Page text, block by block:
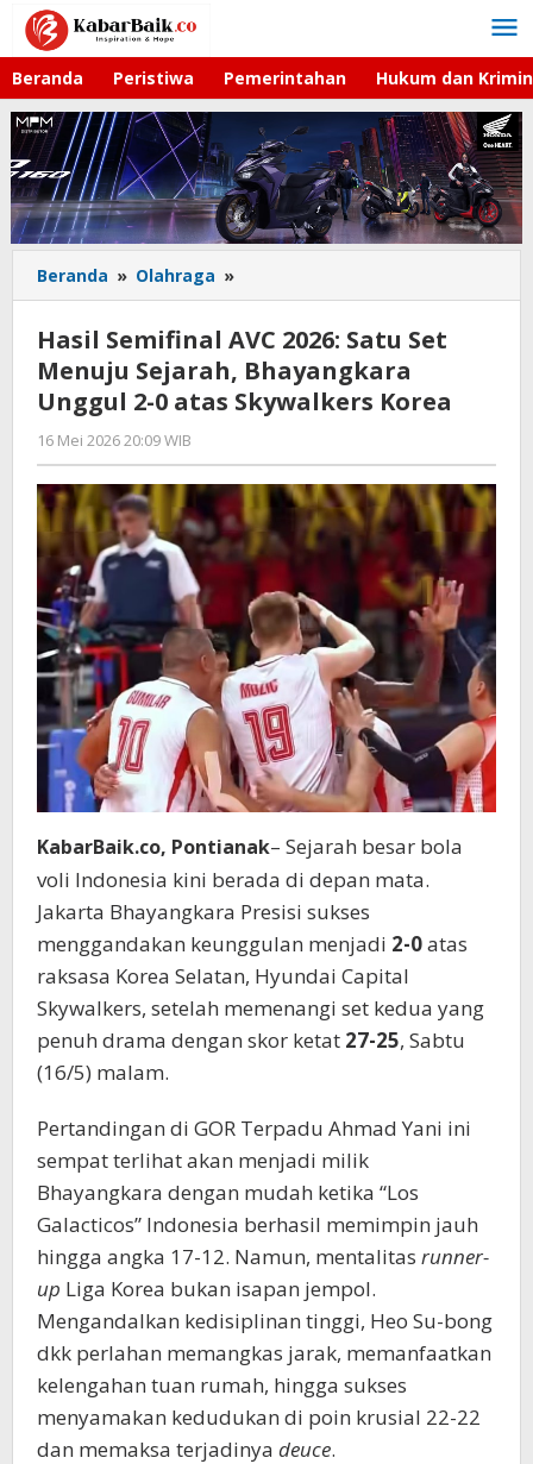
Lewati
konten
Beranda Peristiwa Pemerintahan Hukum dan
Beranda » Olahraga »
Semifinal
2026:
Satu
Set
Unggul
2-
0
atas
Skywalkers
Korea
Hasil Semifinal AVC 2026: Satu Set
Menuju Sejarah, Bhayangkara
Unggul 2-0 atas Skywalkers Korea
16 Mei 2026 20:09 WIB
Hardy
KabarBaik.co, Pontianak– Sejarah besar bola
voli Indonesia kini berada di depan mata.
Jakarta Bhayangkara Presisi sukses
menggandakan keunggulan menjadi 2-0atas
raksasa Korea Selatan, Hyundai Capital
Skywalkers, setelah memenangi set kedua yang
penuh drama dengan skor ketat 27-25, Sabtu
(16/5) malam.
​Pertandingan di GOR Terpadu Ahmad Yani ini
sempat terlihat akan menjadi milik
Bhayangkara dengan mudah ketika “Los
Galacticos” Indonesia berhasil memimpin jauh
hingga angka 17-12. Namun, mentalitas runner-
up Liga Korea bukan isapan jempol.
Mengandalkan kedisiplinan tinggi, Heo Su-bong
dkk perlahan memangkas jarak, memanfaatkan
kelengahan tuan rumah, hingga sukses
menyamakan kedudukan di poin krusial 22-22
dan memaksa terjadinya deuce.